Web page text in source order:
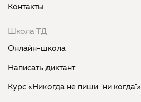
Контакты
Школа ТД
Онлайн-школа
Написать диктант
Курс «Никогда не пиши "ни когда"»